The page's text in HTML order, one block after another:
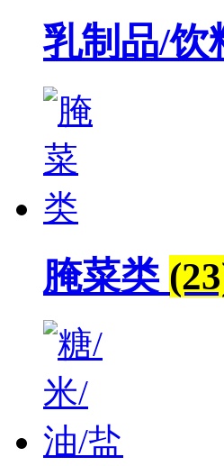
乳制品/饮
腌菜类